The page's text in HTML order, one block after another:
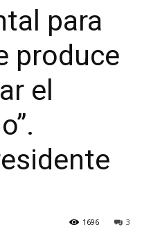
Vinos
para
produce
el
3
1696